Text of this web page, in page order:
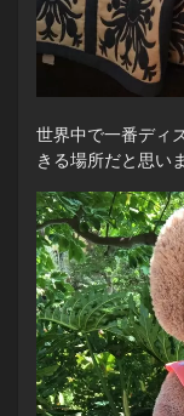
世界中で一番ディ
きる場所だと思い